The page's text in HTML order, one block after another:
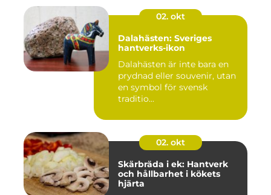
02. okt
Dalahästen: Sveriges
hantverks-ikon
Dalahästen är inte bara en
prydnad eller souvenir, utan
en symbol för svensk
traditio...
02. okt
Skärbräda i ek: Hantverk
och hållbarhet i kökets
hjärta